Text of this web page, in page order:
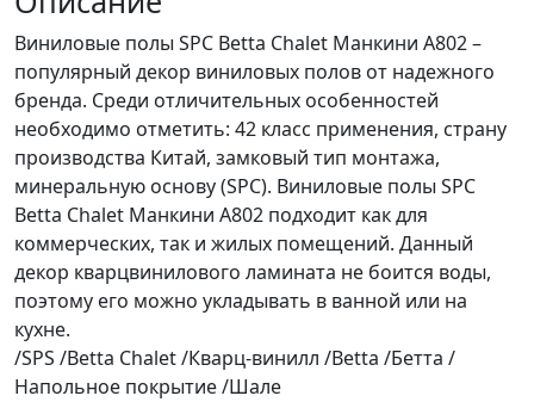
Виниловые полы SPC Betta Chalet Манкини A802 –
популярный декор виниловых полов от надежного
бренда. Среди отличительных особенностей
необходимо отметить: 42 класс применения, страну
производства Китай, замковый тип монтажа,
минеральную основу (SPC). Виниловые полы SPC
Betta Chalet Манкини A802 подходит как для
коммерческих, так и жилых помещений. Данный
декор кварцвинилового ламината не боится воды,
поэтому его можно укладывать в ванной или на
кухне.
/SPS /Betta Chalet /Кварц-винилл /Betta /Бетта /
Напольное покрытие /Шале